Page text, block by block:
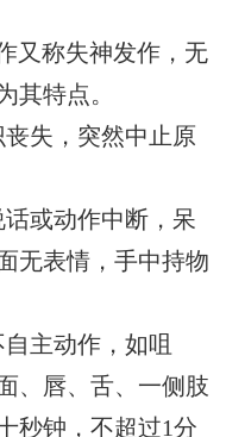
又称失神发作，无
其特点。
失，突然中止原
或动作中断，呆
无表情，手中持物
主动作，如咀
、唇、舌、一侧肢
秒钟，不超过1分